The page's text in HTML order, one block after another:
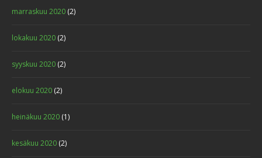
marraskuu 2020 (2)
lokakuu 2020 (2)
syyskuu 2020 (2)
elokuu 2020 (2)
heinäkuu 2020 (1)
kesäkuu 2020 (2)